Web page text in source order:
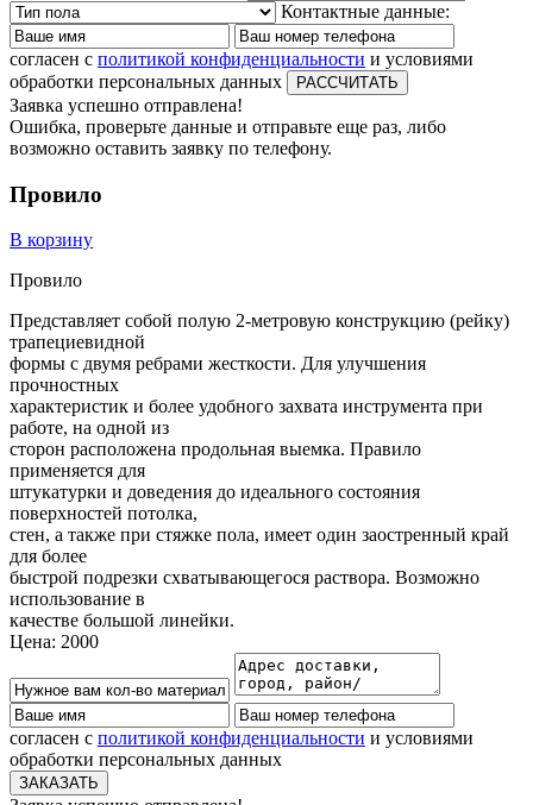
Контактные данные:
согласен с политикой конфиденциальности и условиями
обработки персональных данных
Заявка успешно отправлена!
Ошибка, проверьте данные и отправьте еще раз, либо
возможно оставить заявку по телефону.
Провило
В корзину
Провило
Представляет собой полую 2-метровую конструкцию (рейку)
трапециевидной
формы с двумя ребрами жесткости. Для улучшения
прочностных
характеристик и более удобного захвата инструмента при
работе, на одной из
сторон расположена продольная выемка. Правило
применяется для
штукатурки и доведения до идеального состояния
поверхностей потолка,
стен, а также при стяжке пола, имеет один заостренный край
для более
быстрой подрезки схватывающегося раствора. Возможно
использование в
качестве большой линейки.
Цена: 2000
согласен с политикой конфиденциальности и условиями
обработки персональных данных